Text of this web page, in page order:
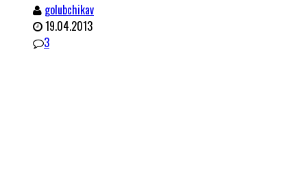
golubchikav
19.04.2013
3